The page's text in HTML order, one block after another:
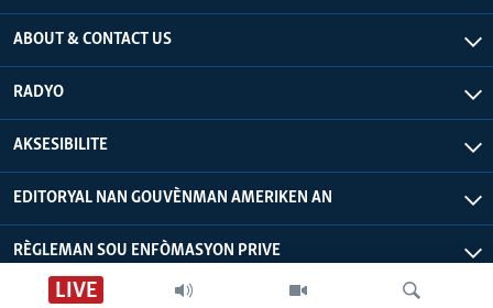
LIVE
ABOUT & CONTACT US
RADYO
AKSESIBILITE
EDITORYAL NAN GOUVÈNMAN AMERIKEN AN
RÈGLEMAN SOU ENFÒMASYON PRIVE